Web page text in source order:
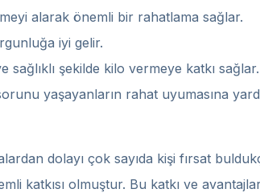
alarak önemli bir rahatlama sağlar.
iyi gelir.
sağlıklı şekilde kilo vermeye katkı sağlar.
yaşayanların rahat uyumasına
dolayı çok sayıda kişi fırsat
katkısı olmuştur. Bu katkı ve